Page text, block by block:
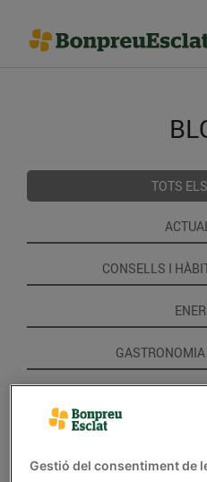
TOTS
CONSELLS I
Gestió del consentiment de